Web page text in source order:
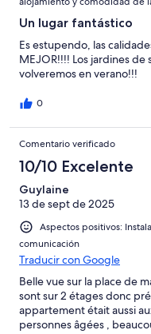
Un lugar fantástico
Es estupendo, las
MEJOR!!!! Los jardines
volveremos en verano!!!
0
Comentario verificado
10/10 Excelente
Guylaine
13 de sept de 2025
Aspectos positivos:
comunicación
Traducir con Google
Belle vue sur la place de
sont sur 2 étages donc
appartement était aussi
personnes âgées ,